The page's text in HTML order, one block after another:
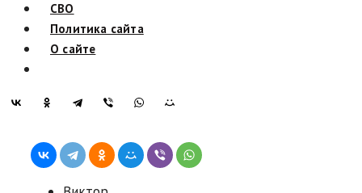
СВО
Политика сайта
О сайте